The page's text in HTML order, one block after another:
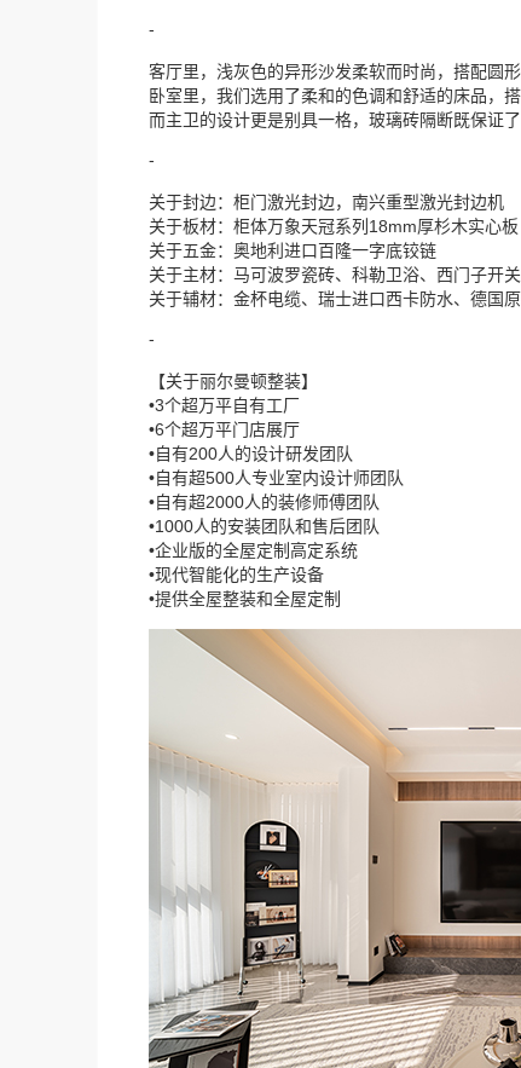
-
客厅里，浅灰色的异形沙发柔软而时尚，搭配圆
卧室里，我们选用了柔和的色调和舒适的床品，
而主卫的设计更是别具一格，玻璃砖隔断既保证了
-
关于封边：柜门激光封边，南兴重型激光封边机
关于板材：柜体万象天冠系列18mm厚杉木实心板
关于五金：奥地利进口百隆一字底铰链
关于主材：马可波罗瓷砖、科勒卫浴、西门子开
关于辅材：金杯电缆、瑞士进口西卡防水、德国
-
【关于丽尔曼顿整装】
•3个超万平自有工厂
•6个超万平门店展厅
•自有200人的设计研发团队
•自有超500人专业室内设计师团队
•自有超2000人的装修师傅团队
•1000人的安装团队和售后团队
•企业版的全屋定制高定系统
•现代智能化的生产设备
•提供全屋整装和全屋定制